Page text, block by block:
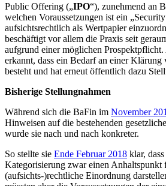
Public Offering („IPO“), zunehmend an
welchen Voraussetzungen ist ein
aufsichtsrechtlich als Wertpapier
beschäftigt vor allem die Praxis seit
aufgrund einer möglichen
erkannt, dass ein Bedarf an einer Klärung
besteht und hat erneut öffentlich dazu
Bisherige Stellungnahmen
Während sich die BaFin im November
Hinweisen auf die bestehenden
wurde sie nach und nach konkreter.
So stellte sie Ende Februar 2018 klar,
Kategorisierung zwar einen Anhaltspunkt
(aufsichts-)rechtliche Einordnung